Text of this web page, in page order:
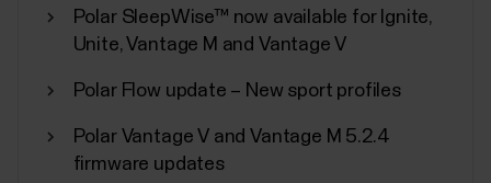
Flow?. Se desideri...
Sincronizzazione, spegnimento e
Polar SleepWise™ now available for Ignite,
Unite, Vantage M and Vantage V
Polar Flow update – New sport profiles
Polar Vantage V and Vantage M 5.2.4
firmware updates